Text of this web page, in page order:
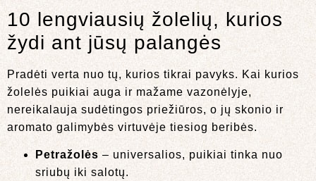
10 lengviausių žolelių, kurios
žydi ant jūsų palangės
Pradėti verta nuo tų, kurios tikrai pavyks. Kai kurios
žolelės puikiai auga ir mažame vazonėlyje,
nereikalauja sudėtingos priežiūros, o jų skonio ir
aromato galimybės virtuvėje tiesiog beribės.
Petražolės – universalios, puikiai tinka nuo
sriubų iki salotų.